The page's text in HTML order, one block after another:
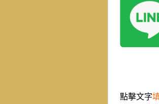
點擊文字